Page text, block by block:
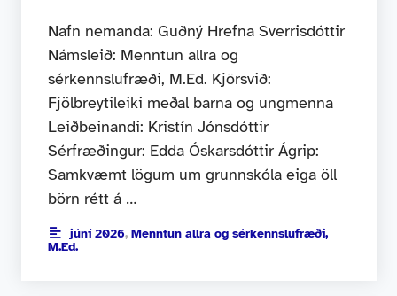
Nafn nemanda: Guðný Hrefna Sverrisdóttir
Námsleið: Menntun allra og
sérkennslufræði, M.Ed. Kjörsvið:
Fjölbreytileiki meðal barna og ungmenna
Leiðbeinandi: Kristín Jónsdóttir
Sérfræðingur: Edda Óskarsdóttir Ágrip:
Samkvæmt lögum um grunnskóla eiga öll
börn rétt á …
júní 2026, Menntun allra og sérkennslufræði,
M.Ed.